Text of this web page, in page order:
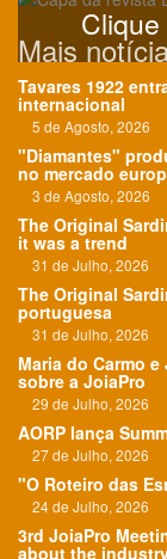
Mais
Tavares 1922
internacional
5 de Agosto, 2026
"Diamantes"
no mercado
3 de Agosto, 2026
The Original
it was a trend
31 de Julho, 2026
The Original
portuguesa
31 de Julho, 2026
Maria do Carmo
sobre a JoiaPro
29 de Julho, 2026
AORP lança
27 de Julho, 2026
"O Roteiro das
24 de Julho, 2026
3rd JoiaPro
about the